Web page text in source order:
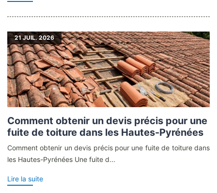
21JUIL. 2026
Comment obtenir un devis précis pour une
fuite de toiture dans les Hautes-Pyrénées
Comment obtenir un devis précis pour une fuite de toiture dans
les Hautes-Pyrénées Une fuite d...
Lire la suite